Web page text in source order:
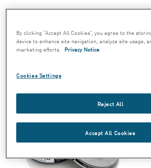
för utformningen i dosan.
medlemmen i General-
By clicking “Accept All Cookies”, you agree to the
device to enhance site navigation, analyze site usage,
marketing efforts. Privacy Notice
Cookies Settings
Reject All
Accept All Cookies